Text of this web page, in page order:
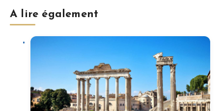
A lire également